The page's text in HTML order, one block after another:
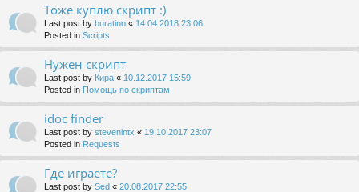
Тоже куплю скрипт :)
Last post by buratino « 14.04.2018 23:06
Posted in Scripts
Нужен скрипт
Last post by Кира « 10.12.2017 15:59
Posted in Помощь по скриптам
idoc finder
Last post by stevenintx « 19.10.2017 23:07
Posted in Requests
Где играете?
Last post by Sed « 20.08.2017 22:55